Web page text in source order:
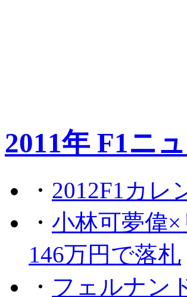
2011年 F1ニ
・ 2012F1カレ
・ 小林可夢偉
146万円で落札
・ フェルナン